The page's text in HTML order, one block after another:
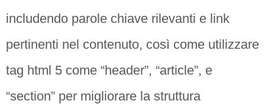
includendo parole chiave rilevanti e link
pertinenti nel contenuto, così come utilizzare
tag html 5 come “header”, “article”, e
“section” per migliorare la struttura